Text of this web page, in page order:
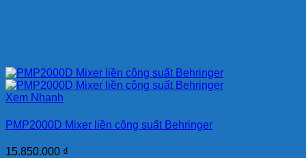
Xem Nhanh
PMP2000D Mixer liền công suất Behringer
15.850.000 ₫